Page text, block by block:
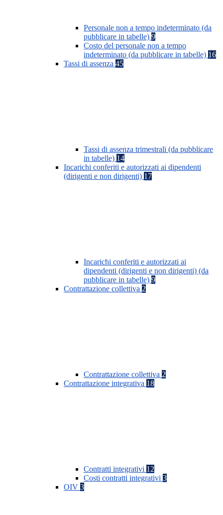
Personale non a tempo indeterminato (da
pubblicare in tabelle) 9
Costo del personale non a tempo
indeterminato (da pubblicare in tabelle) 16
Tassi di assenza 45
Tassi di assenza trimestrali (da pubblicare
in tabelle) 14
Incarichi conferiti e autorizzati ai dipendenti
(dirigenti e non dirigenti) 17
Incarichi conferiti e autorizzati ai
dipendenti (dirigenti e non dirigenti) (da
pubblicare in tabelle) 9
Contrattazione collettiva 2
Contrattazione collettiva 2
Contrattazione integrativa 18
Contratti integrativi 12
Costi contratti integrativi 3
OIV 3